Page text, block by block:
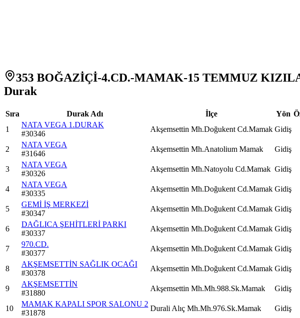
353 BOĞAZİÇİ-4.CD.-MAMAK-15 TEMMUZ
Durak
Sıra Durak Adı İlçe Yön
1
NATA VEGA 1.DURAK
#30346
Akşemsettin Mh.Doğukent Cd.Mamak Gidiş
2
NATA VEGA
#31646
Akşemsettin Mh.Anatolium Mamak Gidiş
3
NATA VEGA
#30326
Akşemsettin Mh.Natoyolu Cd.Mamak Gidiş
4
NATA VEGA
#30335
Akşemsettin Mh.Doğukent Cd.Mamak Gidiş
5
GEMİ İŞ MERKEZİ
#30347
Akşemsettin Mh.Doğukent Cd.Mamak Gidiş
6
DAĞLICA ŞEHİTLERİ PARKI
#30337
Akşemsettin Mh.Doğukent Cd.Mamak Gidiş
7
970.CD.
#30377
Akşemsettin Mh.Doğukent Cd.Mamak Gidiş
8
AKŞEMSETTİN SAĞLIK OCAĞI
#30378
Akşemsettin Mh.Doğukent Cd.Mamak Gidiş
9
AKŞEMSETTİN
#31880
Akşemsettin Mh.Mh.988.Sk.Mamak Gidiş
10
MAMAK KAPALI SPOR SALONU 2
#31878
Durali Alıç Mh.Mh.976.Sk.Mamak
Gidiş